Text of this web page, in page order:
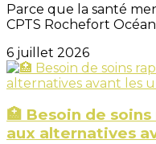
Parce que la santé
CPTS Rochefort
6 juillet 2026
🏥 Besoin de
aux alternatives